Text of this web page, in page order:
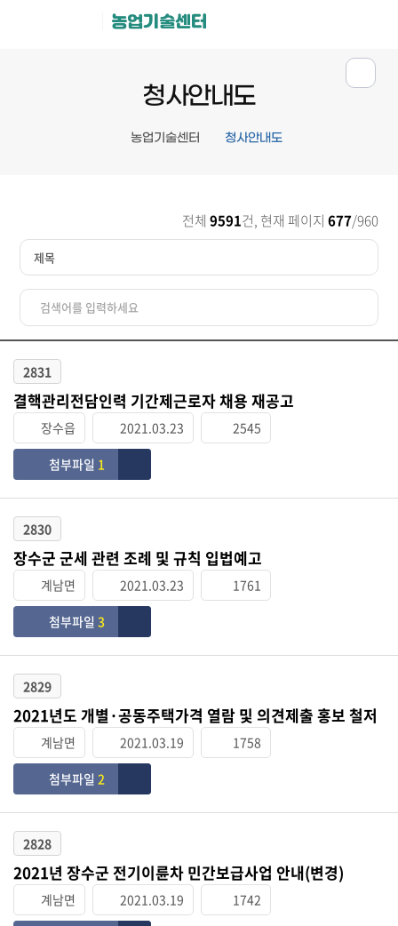
농업기술센터
청사안내도
농업기술센터 청사안내도
전체 9591건, 현재 페이지 677/960
2831
결핵관리전담인력 기간제근로자 채용 재공고
장수읍 2021.03.23 2545
첨부파일 1
2830
장수군 군세 관련 조례 및 규칙 입법예고
계남면 2021.03.23 1761
첨부파일 3
2829
2021년도 개별·공동주택가격 열람 및 의견제출 홍보 철저
계남면 2021.03.19 1758
첨부파일 2
2828
2021년 장수군 전기이륜차 민간보급사업 안내(변경)
계남면 2021.03.19 1742